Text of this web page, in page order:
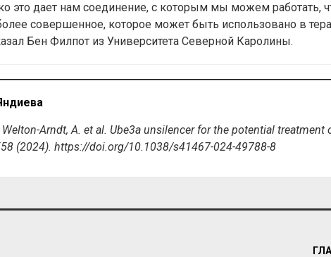
это дает нам соединение, с которым мы можем работать,
совершенное, которое может быть использовано в
Бен Филпот из Университета Северной Каролины.
Welton-Arndt, A. et al. Ube3a unsilencer for the potential
(2024). https://doi.org/10.1038/s41467-024-49788-8